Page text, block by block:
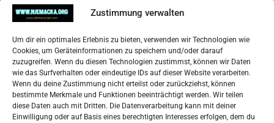
Zustimmung verwalten
Um dir ein optimales Erlebnis zu bieten, verwenden wir Technologien wie
Cookies, um Geräteinformationen zu speichern und/oder darauf
zuzugreifen. Wenn du diesen Technologien zustimmst, können wir Daten
wie das Surfverhalten oder eindeutige IDs auf dieser Website verarbeiten.
Wenn du deine Zustimmung nicht erteilst oder zurückziehst, können
bestimmte Merkmale und Funktionen beeinträchtigt werden. Wir teilen
diese Daten auch mit Dritten. Die Datenverarbeitung kann mit deiner
Einwilligung oder auf Basis eines berechtigten Interesses erfolgen, dem du
Impressum
Datenschutzerklärung
Widerufsbelehrung
Oglašavanje / Postavite svoj oglas
Tko je “Idemo u Svijet – Njemačka?
Pretražite stranicu: